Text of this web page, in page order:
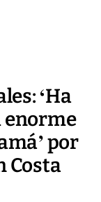
‘Ha
enorme
por
Costa